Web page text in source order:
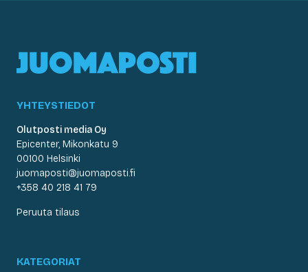
YHTEYSTIEDOT
Olutposti media Oy
Epicenter, Mikonkatu 9
00100 Helsinki
juomaposti@juomaposti.fi
+358 40 218 41 79
Peruuta tilaus
KATEGORIAT